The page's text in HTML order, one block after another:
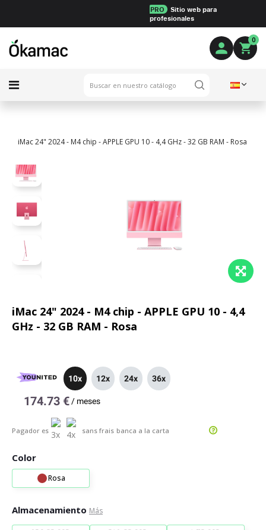
PRO
Sitio web para
profesionales
0
iMac 24" 2024 - M4 chip - APPLE GPU 10 - 4,4 GHz - 32 GB RAM - Rosa
iMac 24" 2024 - M4 chip - APPLE GPU 10 - 4,4
GHz - 32 GB RAM - Rosa
10x 12x 24x 36x
174.73 € / meses
Pagador es sans frais banca a la carta
Color
Rosa
Almacenamiento Más